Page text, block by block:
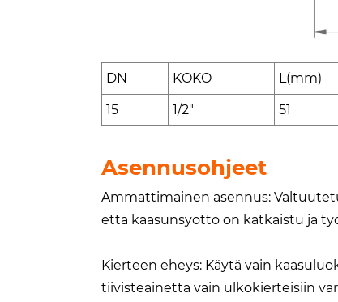
DN KOKO L(mm)
15 1/2" 51
Asennusohjeet
Ammattimainen asennus:
että kaasunsyöttö on katkaistu ja
Kierteen eheys: Käytä vain
tiivisteainetta vain ulkokierteisiin